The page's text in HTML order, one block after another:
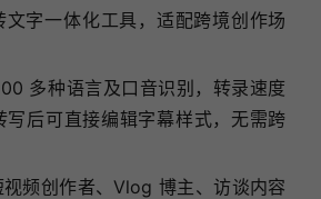
文字一体化工具，适配跨境创作场
多种语言及口音识别，转录速度
后可直接编辑字幕样式，无需跨
频创作者、Vlog 博主、访谈内容